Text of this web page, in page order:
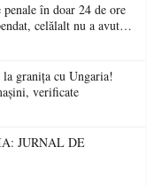
în doar 24 de ore
celălalt nu a avut
granița cu Ungaria!
verificate
JURNAL DE